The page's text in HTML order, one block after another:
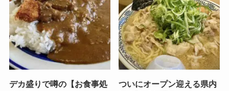
デカ盛りで噂の【お食事処
ついにオープン迎える県内